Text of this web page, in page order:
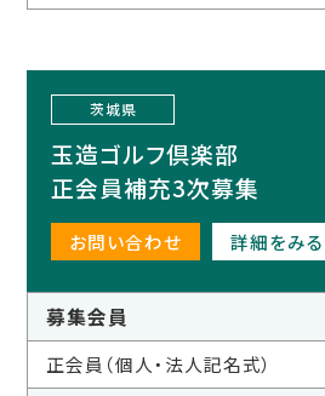
茨城県
玉造ゴルフ倶楽部
正会員補充3次募集
お問い合わせ 詳細をみる
募集会員
正会員（個人・法人記名式）